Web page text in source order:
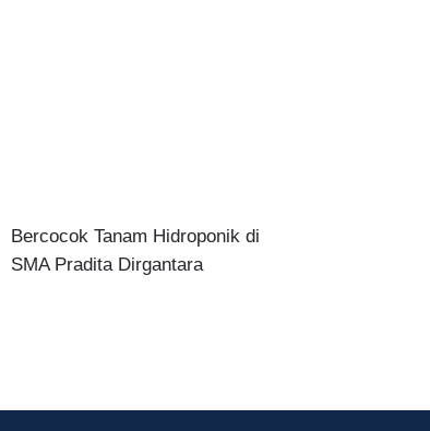
Bercocok Tanam Hidroponik di
SMA Pradita Dirgantara